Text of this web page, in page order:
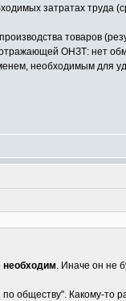
затратах труда
товаров
отражающей ОНЗТ: нет
необходимым для
необходим. Иначе он не
обществу". Какому-то